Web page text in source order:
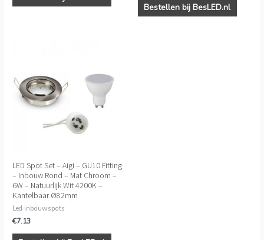
Bestellen bij BesLED.nl
LED Spot Set – Aigi – GU10 Fitting
– Inbouw Rond – Mat Chroom –
6W – Natuurlijk Wit 4200K –
Kantelbaar Ø82mm
Led inbouwspots
€7.13